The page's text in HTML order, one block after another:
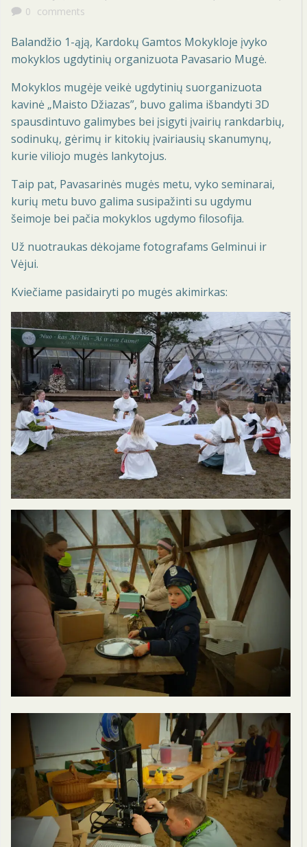
0 comments
Balandžio 1-ąją, Kardokų Gamtos Mokykloje įvyko
mokyklos ugdytinių organizuota Pavasario Mugė.
Mokyklos mugėje veikė ugdytinių suorganizuota
kavinė „Maisto Džiazas”, buvo galima išbandyti 3D
spausdintuvo galimybes bei įsigyti įvairių rankdarbių,
sodinukų, gėrimų ir kitokių įvairiausių skanumynų,
kurie viliojo mugės lankytojus.
Taip pat, Pavasarinės mugės metu, vyko seminarai,
kurių metu buvo galima susipažinti su ugdymu
šeimoje bei pačia mokyklos ugdymo filosofija.
Už nuotraukas dėkojame fotografams Gelminui ir
Vėjui.
Kviečiame pasidairyti po mugės akimirkas: